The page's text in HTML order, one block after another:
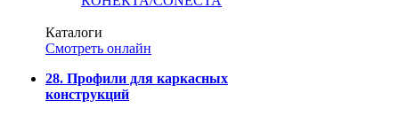
Каталоги
Смотреть онлайн
28. Профили для каркасных
конструкций